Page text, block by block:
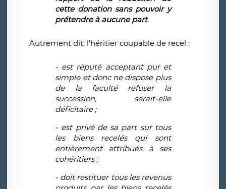
cette donation sans pouvoir y
prétendre à aucune part.
Autrement dit, l'héritier coupable de recel :
- est réputé acceptant pur et
simple et donc ne dispose plus
de la faculté refuser la
succession, serait-elle
déficitaire ;
- est privé de sa part sur tous
les biens recelés qui sont
entièrement attribués à ses
cohéritiers ;
- doit restituer tous les revenus